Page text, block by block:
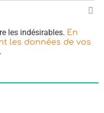
les indésirables. En
les données de vos
.